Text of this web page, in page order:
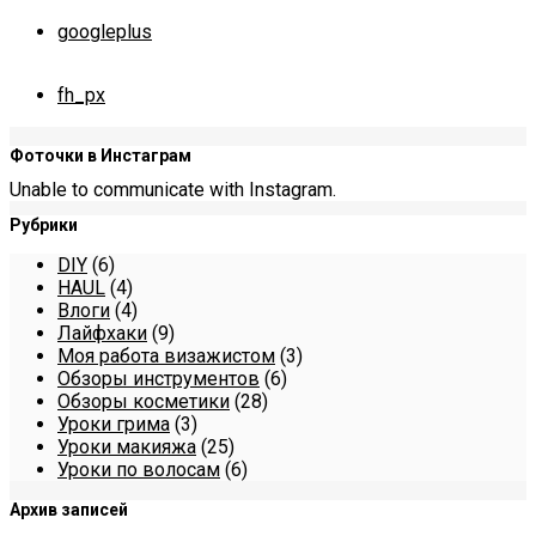
googleplus
fh_px
Фоточки в Инстаграм
Unable to communicate with Instagram.
Рубрики
DIY (6)
HAUL (4)
Влоги (4)
Лайфхаки (9)
Моя работа визажистом (3)
Обзоры инструментов (6)
Обзоры косметики (28)
Уроки грима (3)
Уроки макияжа (25)
Уроки по волосам (6)
Архив записей